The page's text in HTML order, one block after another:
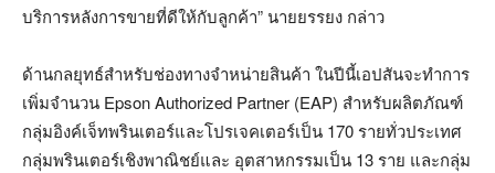
บริการหลังการขายที่ดีให้กับลูกค้า” นายยรรยง กล่าว
ด้านกลยุทธ์สำหรับช่องทางจำหน่ายสินค้า ในปีนี้เอปสันจะทำการ
เพิ่มจำนวน Epson Authorized Partner (EAP) สำหรับผลิตภัณฑ์
กลุ่มอิงค์เจ็ทพรินเตอร์และโปรเจคเตอร์เป็น 170 รายทั่วประเทศ
กลุ่มพรินเตอร์เชิงพาณิชย์และ อุตสาหกรรมเป็น 13 ราย และกลุ่ม